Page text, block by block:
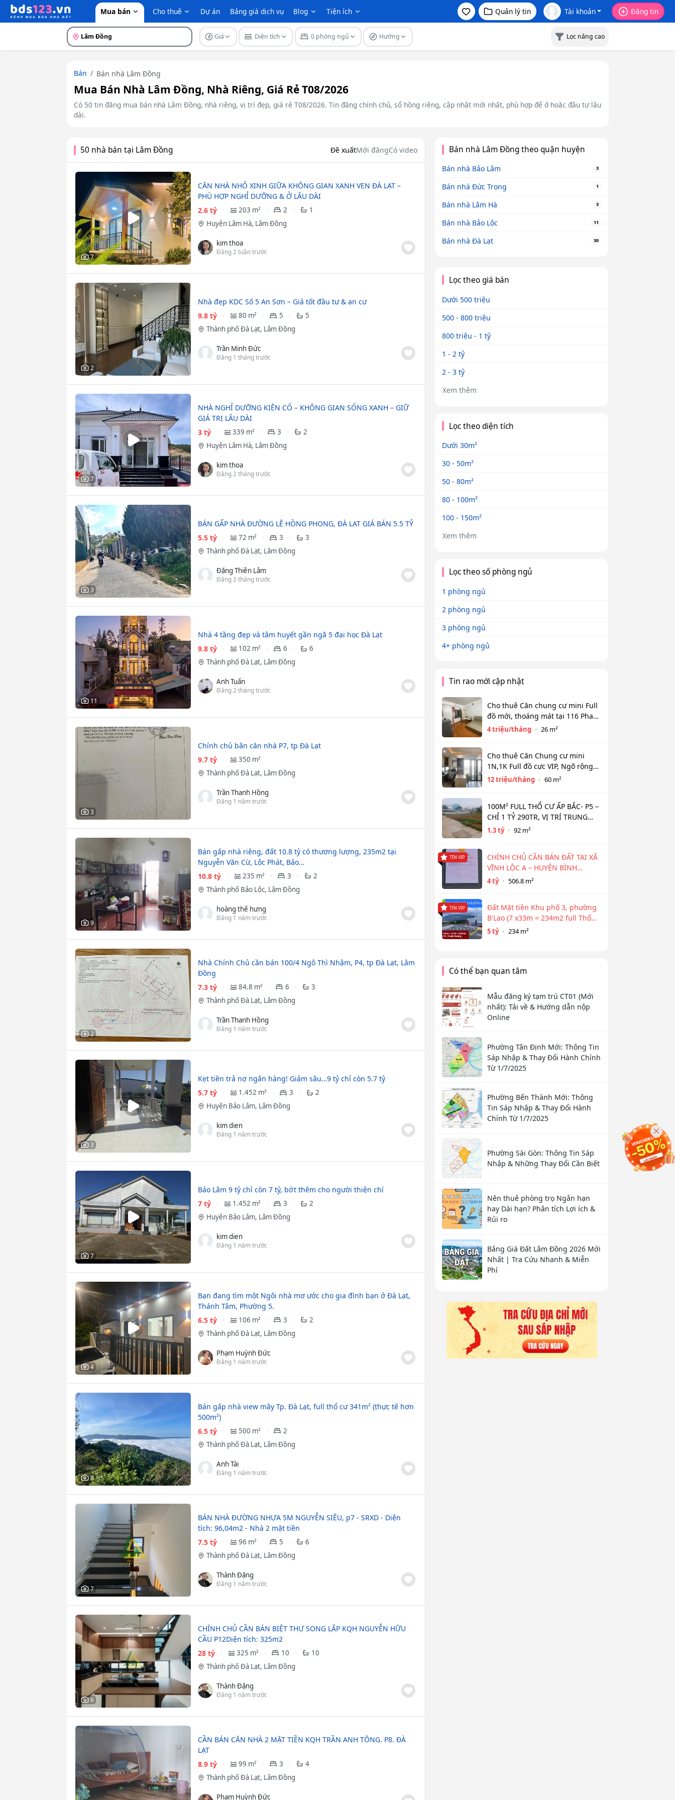
Mua bán Cho thuê Dự án Bảng giá dịch vụ Blog Tiện ích Quản lý tin Tài khoản Đăng tin
Lâm Đồng Giá Diện tích 0 phòng ngủ Hướng Lọc nâng cao
Bán Bán nhà Lâm Đồng
Mua Bán Nhà Lâm Đồng, Nhà Riêng, Giá Rẻ T08/2026
Có 50 tin đăng mua bán nhà Lâm Đồng, nhà riêng, vị trí đẹp, giá rẻ T08/2026. Tin đăng chính chủ, sổ hồng riêng, cập nhật mới nhất, phù hợp để ở hoặc đầu tư lâu
dài.
50 nhà bán tại Lâm Đồng Đề xuấtMới đăngCó video
7
CĂN NHÀ NHỎ XINH GIỮA KHÔNG GIAN XANH VEN ĐÀ LẠT –
PHÙ HỢP NGHỈ DƯỠNG & Ở LÂU DÀI
2.6 tỷ
203 m² 2
1
Huyện Lâm Hà, Lâm Đồng
kim thoa
Đăng 2 tuần trước
2
Nhà đẹp KDC Số 5 An Sơn – Giá tốt đầu tư & an cư
9.8 tỷ
80 m² 5
5
Thành phố Đà Lạt, Lâm Đồng
Trần Minh Đức
Đăng 1 tháng trước
7
NHÀ NGHỈ DƯỠNG KIÊN CỐ – KHÔNG GIAN SỐNG XANH – GIỮ
GIÁ TRỊ LÂU DÀI
3 tỷ
339 m² 3
2
Huyện Lâm Hà, Lâm Đồng
kim thoa
Đăng 2 tháng trước
3
BÁN GẤP NHÀ ĐƯỜNG LÊ HỒNG PHONG, ĐÀ LẠT GIÁ BÁN 5.5 TỶ
5.5 tỷ
72 m² 3
3
Thành phố Đà Lạt, Lâm Đồng
Đặng Thiên Lâm
Đăng 2 tháng trước
11
Nhà 4 tầng đẹp và tâm huyết gần ngã 5 đại học Đà Lạt
9.8 tỷ
102 m² 6
6
Thành phố Đà Lạt, Lâm Đồng
Anh Tuấn
Đăng 2 tháng trước
3
Chính chủ bân căn nhà P7, tp Đà Lạt
9.7 tỷ
350 m²
Thành phố Đà Lạt, Lâm Đồng
Trần Thanh Hồng
Đăng 1 năm trước
9
Bán gấp nhà riêng, đất 10.8 tỷ có thương lượng, 235m2 tại
Nguyễn Văn Cừ, Lộc Phát, Bảo…
10.8 tỷ
235 m² 3
2
Thành phố Bảo Lộc, Lâm Đồng
hoàng thế hưng
Đăng 1 năm trước
2
Nhà Chính Chủ cần bán 100/4 Ngô Thì Nhậm, P4, tp Đà Lạt, Lâm
Đồng
7.3 tỷ
84.8 m² 6
3
Thành phố Đà Lạt, Lâm Đồng
Trần Thanh Hồng
Đăng 1 năm trước
3
Kẹt tiền trả nợ ngân hàng! Giảm sâu…9 tỷ chỉ còn 5.7 tỷ
5.7 tỷ
1.452 m² 3
2
Huyện Bảo Lâm, Lâm Đồng
kim dien
Đăng 1 năm trước
7
Bảo Lâm 9 tỷ chỉ còn 7 tỷ, bớt thêm cho người thiện chí
7 tỷ
1.452 m² 3
2
Huyện Bảo Lâm, Lâm Đồng
kim dien
Đăng 1 năm trước
4
Bạn đang tìm một Ngôi nhà mơ ước cho gia đình bạn ở Đà Lạt,
Thánh Tâm, Phường 5.
6.5 tỷ
106 m² 3
2
Thành phố Đà Lạt, Lâm Đồng
Phạm Huỳnh Đức
Đăng 1 năm trước
8
Bán gấp nhà view mây Tp. Đà Lạt, full thổ cư 341m² (thực tế hơn
500m²)
6.5 tỷ
500 m²
2
Thành phố Đà Lạt, Lâm Đồng
Anh Tài
Đăng 1 năm trước
7
BÁN NHÀ ĐƯỜNG NHỰA 5M NGUYỄN SIÊU, p7 - SRXD - Diện
tích: 96,04m2 - Nhà 2 mặt tiền
7.5 tỷ
96 m² 5
6
Thành phố Đà Lạt, Lâm Đồng
Thành Đặng
Đăng 1 năm trước
6
CHÍNH CHỦ CẦN BÁN BIỆT THỰ SONG LẬP KQH NGUYỄN HỮU
CẦU P12Diện tích: 325m2
28 tỷ
325 m² 10
10
Thành phố Đà Lạt, Lâm Đồng
Thành Đặng
Đăng 1 năm trước
CẦN BÁN CĂN NHÀ 2 MẶT TIỀN KQH TRẦN ANH TÔNG. P8. ĐÀ
LẠT
8.9 tỷ
99 m² 3
4
Thành phố Đà Lạt, Lâm Đồng
Phạm Huỳnh Đức
Bán nhà Lâm Đồng theo quận huyện
Bán nhà Bảo Lâm 3
Bán nhà Đức Trọng 1
Bán nhà Lâm Hà 3
Bán nhà Bảo Lộc 11
Bán nhà Đà Lạt 30
Lọc theo giá bán
Dưới 500 triệu
500 - 800 triệu
800 triệu - 1 tỷ
1 - 2 tỷ
2 - 3 tỷ
Xem thêm
Lọc theo diện tích
Dưới 30m²
30 - 50m²
50 - 80m²
80 - 100m²
100 - 150m²
Xem thêm
Lọc theo số phòng ngủ
1 phòng ngủ
2 phòng ngủ
3 phòng ngủ
4+ phòng ngủ
Tin rao mới cập nhật
Cho thuê Căn chung cư mini Full
đồ mới, thoáng mát tại 116 Phan
Kế Bính, Ba Đình. Chỉ 4 tr
4 triệu/tháng 26 m²
Cho thuê Căn Chung cư mini
1N,1K Full đồ cực VIP, Ngõ rộng
View toàn mặt hồ Tây. Chỉ 12tr
12 triệu/tháng 60 m²
100M² FULL THỔ CƯ ẤP BẮC- P5 –
CHỈ 1 TỶ 290TR, VỊ TRÍ TRUNG
TÂM NGÂN HÀNG HỖ TRỢ 800TR
1.3 tỷ 92 m²
TIN VIP
CHÍNH CHỦ CẦN BÁN ĐẤT TẠI XÃ
VĨNH LỘC A – HUYỆN BÌNH
CHÁNH
4 tỷ 506.8 m²
TIN VIP
Đất Mặt tiền Khu phố 3, phường
B'Lao (7 x33m = 234m2 full Thổ
cư)
5 tỷ 234 m²
Có thể bạn quan tâm
Mẫu đăng ký tạm trú CT01 (Mới
nhất): Tải về & Hướng dẫn nộp
Online
Phường Tân Định Mới: Thông Tin
Sáp Nhập & Thay Đổi Hành Chính
Từ 1/7/2025
Phường Bến Thành Mới: Thông
Tin Sáp Nhập & Thay Đổi Hành
Chính Từ 1/7/2025
Phường Sài Gòn: Thông Tin Sáp
Nhập & Những Thay Đổi Cần Biết
Nên thuê phòng trọ Ngắn hạn
hay Dài hạn? Phân tích Lợi ích &
Rủi ro
Bảng Giá Đất Lâm Đồng 2026 Mới
Nhất | Tra Cứu Nhanh & Miễn
Phí